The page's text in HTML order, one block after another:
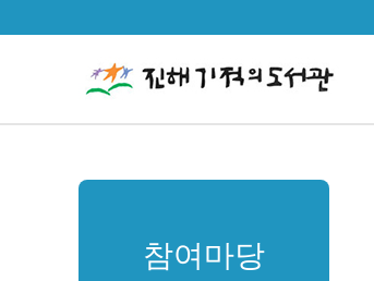
참여마당